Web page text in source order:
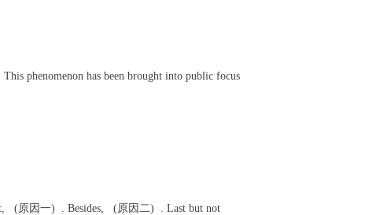
phenomenon has been brought into public focus
(原因一) . Besides, (原因二) . Last but not